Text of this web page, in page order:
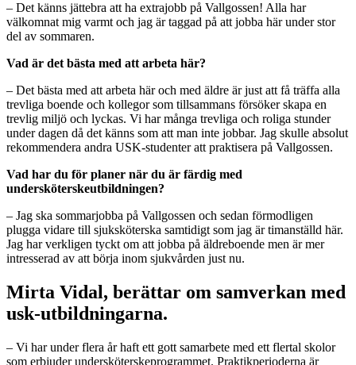
– Det känns jättebra att ha extrajobb på Vallgossen! Alla har
välkomnat mig varmt och jag är taggad på att jobba här under stor
del av sommaren.
Vad är det bästa med att arbeta här?
– Det bästa med att arbeta här och med äldre är just att få träffa alla
trevliga boende och kollegor som tillsammans försöker skapa en
trevlig miljö och lyckas. Vi har många trevliga och roliga stunder
under dagen då det känns som att man inte jobbar. Jag skulle absolut
rekommendera andra USK-studenter att praktisera på Vallgossen.
Vad har du för planer när du är färdig med
undersköterskeutbildningen?
– Jag ska sommarjobba på Vallgossen och sedan förmodligen
plugga vidare till sjuksköterska samtidigt som jag är timanställd här.
Jag har verkligen tyckt om att jobba på äldreboende men är mer
intresserad av att börja inom sjukvården just nu.
Mirta Vidal, berättar om samverkan med
usk-utbildningarna.
– Vi har under flera år haft ett gott samarbete med ett flertal skolor
som erbjuder undersköterskeprogrammet. Praktikperioderna är